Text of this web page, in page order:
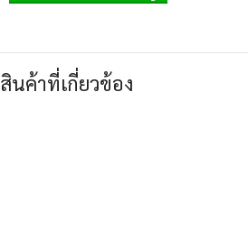
สินค้าที่เกี่ยวข้อง